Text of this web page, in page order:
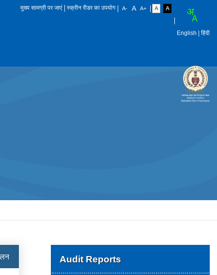
मुख्य सामग्री पर जाएं स्क्रीन रीडर का उपयोग
English | हिंदी
Audit Reports